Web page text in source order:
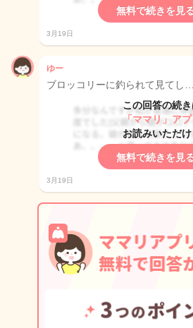
無料で続きを見
3月19日
ゆー
ブロッコリーに釣られて見てし…
この回答の続
「ママリ」アプ
お読みいただけ
無料で続きを見
3月19日